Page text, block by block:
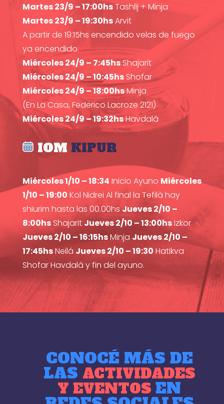
Martes 23/9 – 17:00hsTashlij + Minja
Martes 23/9 – 19:30hsArvit
A partir de 19:15hs encendido velas de fuego
ya encendido.
Miércoles 24/9 – 7:45hsShajarit
Miércoles 24/9 – 10:45hsShofar
Miércoles 24/9 – 18:00hsMinja
(En La Casa, Federico Lacroze 2121)
Miércoles 24/9 – 19:32hsHavdalá
IOM KIPUR
Miércoles 1/10 – 18:34 Inicio Ayuno Miércoles
1/10 – 19:00 Kol Nidrei Al final la Tefilà hay
shiurim hasta las 00.00hsJueves 2/10 –
8:00hsShajarit Jueves 2/10 – 13:00hsIzkor
Jueves 2/10 – 16:15hsMinja Jueves 2/10 –
17:45hsNeilá Jueves 2/10 – 19:30 Hatikva
Shofar Havdalá y fin del ayuno.
CONOCÉ MÁS DE
LAS ACTIVIDADES
Y EVENTOSEN